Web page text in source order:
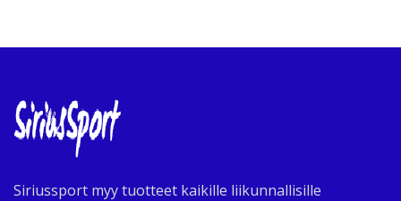
Siriussport myy tuotteet kaikille liikunnallisille